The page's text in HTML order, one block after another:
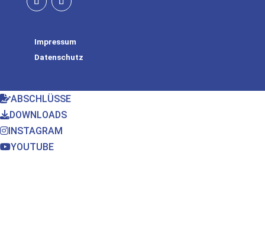
Impressum
Datenschutz
ABSCHLÜSSE
DOWNLOADS
INSTAGRAM
YOUTUBE